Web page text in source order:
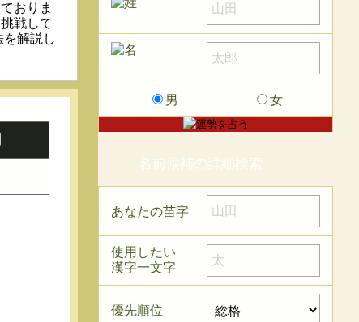
おりま
戦して
を解説し
男 女
名前候補の詳細検索
あなたの苗字
使用したい
漢字一文字
優先順位